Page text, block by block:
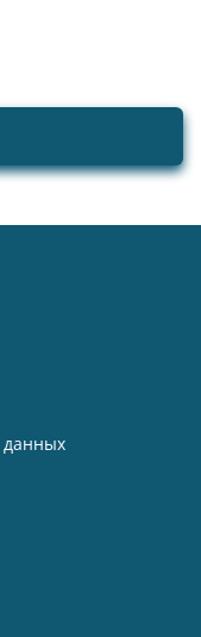
данных